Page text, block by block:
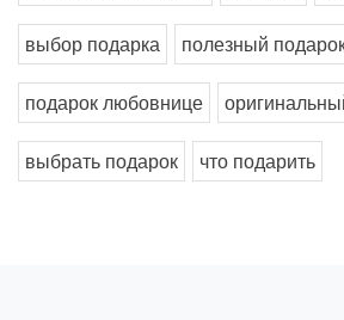
выбор подарка полезный
подарок любовнице
выбрать подарок что подарить